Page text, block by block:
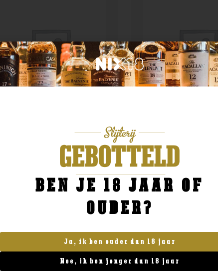
Glenmorangie Spios
BESTELLEN
Moscatel
BESTELLEN
BEN JE 18 JAAR OF
OUDER?
Ja, ik ben ouder dan 18 jaar
Nee, ik ben jonger dan 18 jaar